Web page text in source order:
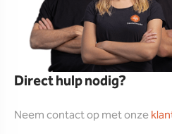
Direct hulp nodig?
Neem contact op met onze